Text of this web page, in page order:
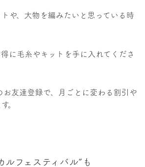
や、大物を編みたいと思っている時
に毛糸やキットを手に入れてくださ
お友達登録で、月ごとに変わる割引や
。
ルフェスティバル”も